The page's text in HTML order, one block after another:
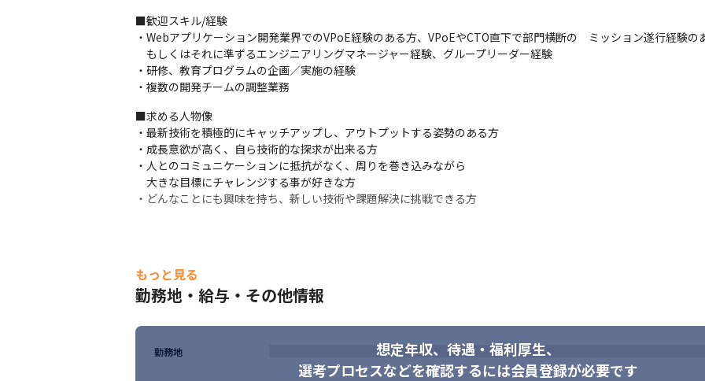
■歓迎スキル/経験
・Webアプリケーション開発業界でのVPoE経験のある方、VPoEやCTO直下で部門横断の　ミッション遂行経験の
もしくはそれに準ずるエンジニアリングマネージャー経験、グループリーダー経験
・研修、教育プログラムの企画／実施の経験
・複数の開発チームの調整業務
■求める人物像
・最新技術を積極的にキャッチアップし、アウトプットする姿勢のある方
・成長意欲が高く、自ら技術的な探求が出来る方
・人とのコミュニケーションに抵抗がなく、周りを巻き込みながら
大きな目標にチャレンジする事が好きな方
・どんなことにも興味を持ち、新しい技術や課題解決に挑戦できる方
もっと見る
勤務地・給与・その他情報
想定年収、待遇・福利厚生、
選考プロセスなどを確認するには会員登録が必要です
勤務地